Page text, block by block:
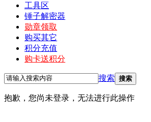
工具区
锤子解密器
勋章领取
购买其它
积分充值
购卡送积分
搜索 搜索
抱歉，您尚未登录，无法进行此操作